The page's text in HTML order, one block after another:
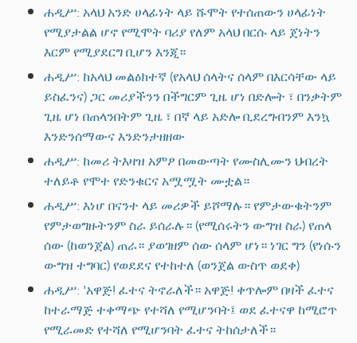
ሐዲሥ: አላህ አንድ ሀላፊነት ላይ ሹሞት የተሰጠውን ሀላፊነት
የሚያታልል ሆኖ የሚሞት ባሪያ የለም አላህ በርሱ ላይ ጀነትን
እርም የሚያደርግ ቢሆን እንጂ።
ሐዲሥ: ከአላህ መልዕክተኛ (የአላህ ሰላትና ሰላም በእርሳቸው ላይ
ይስፈንና) ጋር መሪያችንን በችግርም ጊዜ ሆነ በድሎት ፣ በንቃትም
ጊዜ ሆነ በጠላንበትም ጊዜ ፣ በኛ ላይ አድሎ ቢደረግብንም እንኳ
እንድንሰማውና እንድንታዘዘው
ሐዲሥ: ከመሪ ትእዛዝ አምፆ በመውጣት የሙስሊሙን ህብረት
ተለይቶ የሞተ የድንቁርና አሟሟት ሙቷል።
ሐዲሥ: እነሆ በናንተ ላይ መሪዎች ይሾማሉ። የምታውቁትንም
የምታወግዙትንም ስራ ይሰራሉ። (የሚሰሩትን ውግዝ ስራ) የጠላ
ሰው (ከወንጀል) ጠራ። ያወገዘም ሰው ሰላም ሆነ። ነገር ግን (የነሱን
ውግዝ ተግባር) የወደደና የተከተለ (ወንጀል ውስጥ ወደቀ)
ሐዲሥ: 'አዋጅ! ፈተና ትኖራለች። አዋጅ! ቀጥሎም በዛች ፈተና
ከተራማጅ ተቀማጭ የተሻለ የሚሆንባት፤ ወደ ፈተናዋ ከሚሮጥ
የሚራመድ የተሻለ የሚሆንባት ፈተና ትከሰታለች።